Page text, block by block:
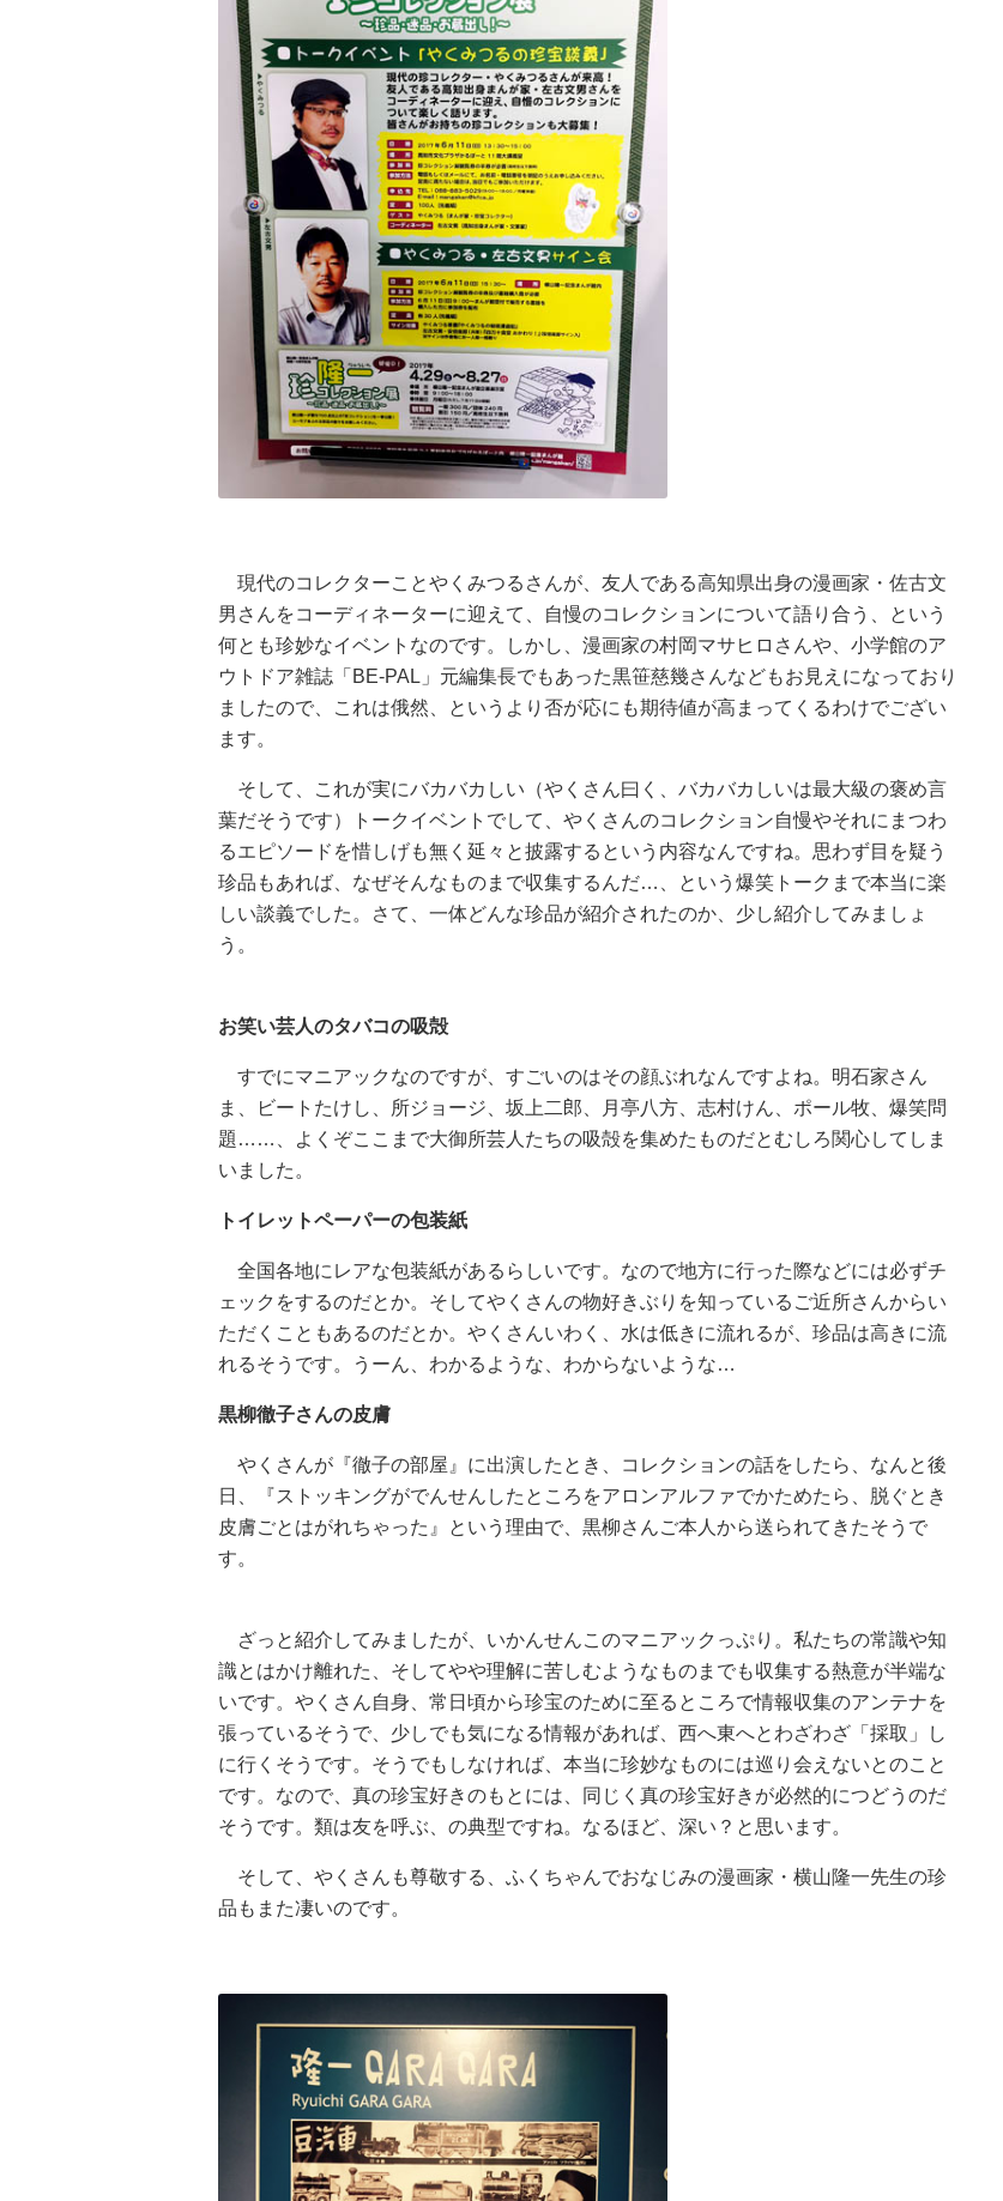
現代のコレクターことやくみつるさんが、友人である高知県出身の漫画家・佐古文
男さんをコーディネーターに迎えて、自慢のコレクションについて語り合う、という
何とも珍妙なイベントなのです。しかし、漫画家の村岡マサヒロさんや、小学館のア
ウトドア雑誌「BE-PAL」元編集長でもあった黒笹慈幾さんなどもお見えになっており
ましたので、これは俄然、というより否が応にも期待値が高まってくるわけでござい
ます。
そして、これが実にバカバカしい（やくさん曰く、バカバカしいは最大級の褒め言
葉だそうです）トークイベントでして、やくさんのコレクション自慢やそれにまつわ
るエピソードを惜しげも無く延々と披露するという内容なんですね。思わず目を疑う
珍品もあれば、なぜそんなものまで収集するんだ…、という爆笑トークまで本当に楽
しい談義でした。さて、一体どんな珍品が紹介されたのか、少し紹介してみましょ
う。
お笑い芸人のタバコの吸殻
すでにマニアックなのですが、すごいのはその顔ぶれなんですよね。明石家さん
ま、ビートたけし、所ジョージ、坂上二郎、月亭八方、志村けん、ポール牧、爆笑問
題……、よくぞここまで大御所芸人たちの吸殻を集めたものだとむしろ関心してしま
いました。
トイレットペーパーの包装紙
全国各地にレアな包装紙があるらしいです。なので地方に行った際などには必ずチ
ェックをするのだとか。そしてやくさんの物好きぶりを知っているご近所さんからい
ただくこともあるのだとか。やくさんいわく、水は低きに流れるが、珍品は高きに流
れるそうです。うーん、わかるような、わからないような…
黒柳徹子さんの皮膚
やくさんが『徹子の部屋』に出演したとき、コレクションの話をしたら、なんと後
日、『ストッキングがでんせんしたところをアロンアルファでかためたら、脱ぐとき
皮膚ごとはがれちゃった』という理由で、黒柳さんご本人から送られてきたそうで
す。
ざっと紹介してみましたが、いかんせんこのマニアックっぷり。私たちの常識や知
識とはかけ離れた、そしてやや理解に苦しむようなものまでも収集する熱意が半端な
いです。やくさん自身、常日頃から珍宝のために至るところで情報収集のアンテナを
張っているそうで、少しでも気になる情報があれば、西へ東へとわざわざ「採取」し
に行くそうです。そうでもしなければ、本当に珍妙なものには巡り会えないとのこと
です。なので、真の珍宝好きのもとには、同じく真の珍宝好きが必然的につどうのだ
そうです。類は友を呼ぶ、の典型ですね。なるほど、深い？と思います。
そして、やくさんも尊敬する、ふくちゃんでおなじみの漫画家・横山隆一先生の珍
品もまた凄いのです。